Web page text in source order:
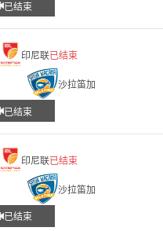
已结束
印尼联已结束
沙拉笛加
已结束
印尼联已结束
沙拉笛加
已结束